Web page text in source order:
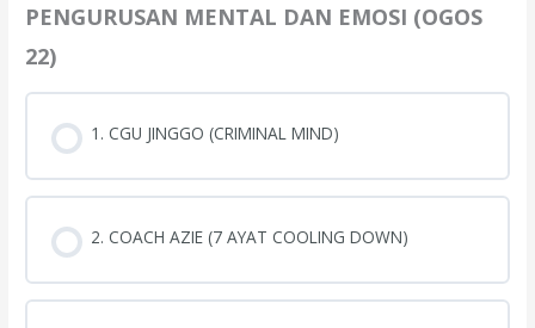
PENGURUSAN MENTAL DAN EMOSI (OGOS
22)
1. CGU JINGGO (CRIMINAL MIND)
2. COACH AZIE (7 AYAT COOLING DOWN)